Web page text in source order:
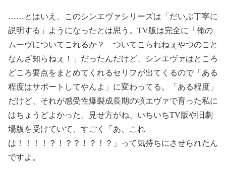
……とはいえ、このシンエヴァシリーズは「だいぶ丁寧に
説明する」ようになったとは思う。TV版は完全に「俺の
ムーヴについてこれるか？ ついてこられねぇやつのこと
なんざ知らねぇ！」だったんだけど、シンエヴァはところ
どころ要点をまとめてくれるセリフが出てくるので「ある
程度はサポートしてやんよ」に変わってる。「ある程度」
だけど、それが感受性爆裂成長期の頃エヴァで育った私に
はちょうどよかった。見せ方がね、いちいちTV版や旧劇
場版を受けていて、すごく「あ、これ
は！！！！？！？？！？！？」って気持ちにさせられたん
ですよ。